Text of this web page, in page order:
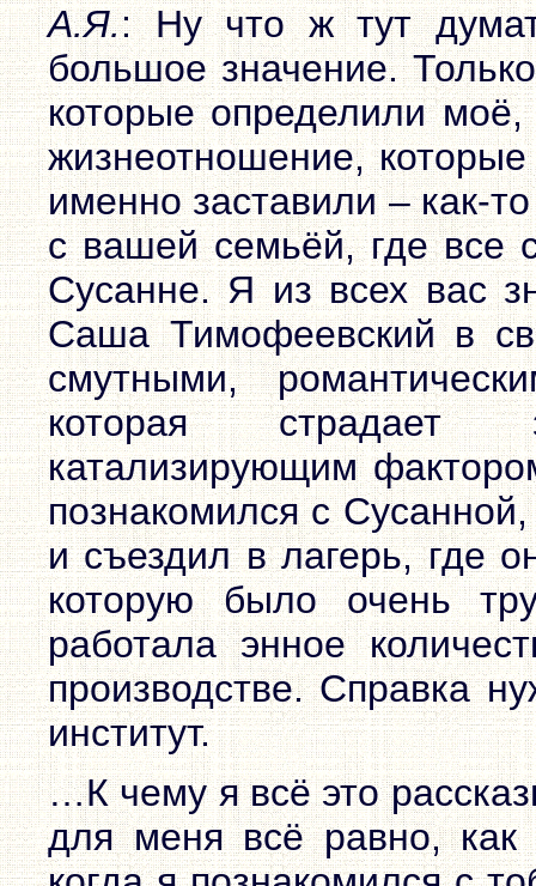
А.Я.: Ну что ж тут
большое значение.
которые определили
жизнеотношение,
именно заставили – как-
с вашей семьёй, где
Сусанне. Я из всех вас
Саша Тимофеевский в
смутными,
которая страдает
катализирующим
познакомился с
и съездил в лагерь, где
которую было очень
работала энное
производстве. Справка
институт.
…К чему я всё это
для меня всё равно,